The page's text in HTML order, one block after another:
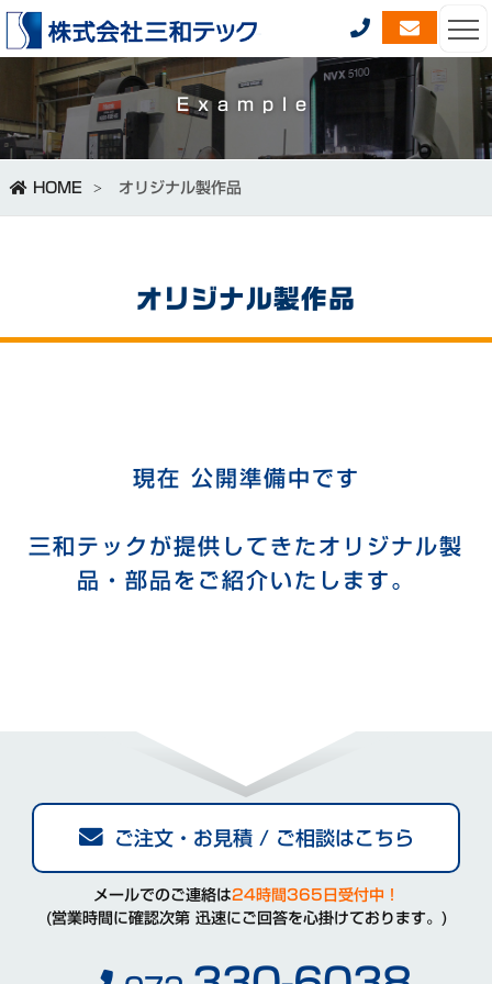
Example
HOME オリジナル製作品
オリジナル製作品
現在 公開準備中です
三和テックが提供してきたオリジナル製
品・部品をご紹介いたします。
ご注文・お見積 / ご相談はこちら
メールでのご連絡は24時間365日受付中！
(営業時間に確認次第 迅速にご回答を心掛けております。)